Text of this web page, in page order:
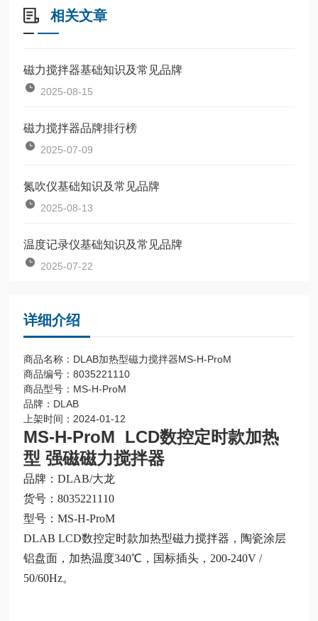
相关文章
磁力搅拌器基础知识及常见品牌
2025-08-15
磁力搅拌器品牌排行榜
2025-07-09
氮吹仪基础知识及常见品牌
2025-08-13
温度记录仪基础知识及常见品牌
2025-07-22
详细介绍
商品名称：DLAB加热型磁力搅拌器MS-H-ProM
商品编号：8035221110
商品型号：MS-H-ProM
品牌：DLAB
上架时间：2024-01-12
MS-H-ProM LCD数控定时款加热
型 强磁磁力搅拌器
品牌：DLAB/大龙
货号：8035221110
型号 ：MS-H-ProM
DLAB LCD数控定时款加热型磁力搅拌器，陶瓷涂层
铝盘面，加热温度340℃，国标插头，200-240V /
50/60Hz。